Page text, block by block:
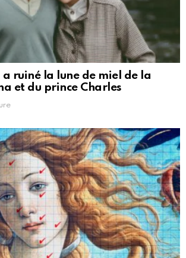
a ruiné la lune de miel de la
et du prince Charles